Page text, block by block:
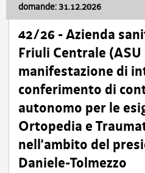
domande: 31.12.2026
42/26 - Azienda
Friuli Centrale (ASU
manifestazione di
conferimento di
autonomo per le
Ortopedia e
nell’ambito del
Daniele-Tolmezzo